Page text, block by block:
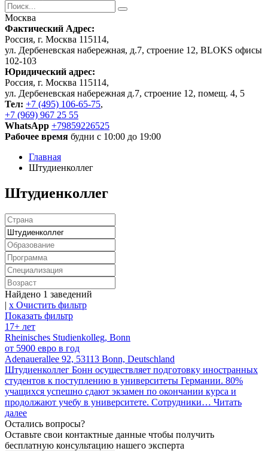
Москва
Фактический Адрес:
Россия, г. Москва 115114,
ул. Дербеневская набережная, д.7, строение 12, BLOKS офисы
102-103
Юридический адрес:
Россия, г. Москва 115114,
ул. Дербеневская набережная д.7, строение 12, помещ. 4, 5
Тел: +7 (495) 106-65-75,
+7 (969) 967 25 55
WhatsApp +79859226525
Рабочее время будни с 10:00 до 19:00
Главная
Штудиенколлег
Штудиенколлег
Найдено 1 заведений
| x Очистить фильтр
Показать фильтр
17+ лет
Rheinisches Studienkolleg, Bonn
от 5900 евро в год
Adenauerallee 92, 53113 Bonn, Deutschland
Штудиенколлег Бонн осуществляет подготовку иностранных
студентов к поступлению в университеты Германии. 80%
учащихся успешно сдают экзамен по окончании курса и
продолжают учебу в университете. Сотрудники… Читать
далее
Остались вопросы?
Оставьте свои контактные данные чтобы получить
бесплатную консультацию нашего эксперта